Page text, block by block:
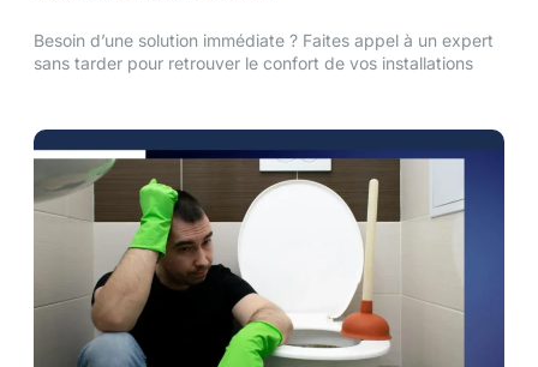
Besoin d’une solution immédiate ? Faites appel à un expert
sans tarder pour retrouver le confort de vos installations